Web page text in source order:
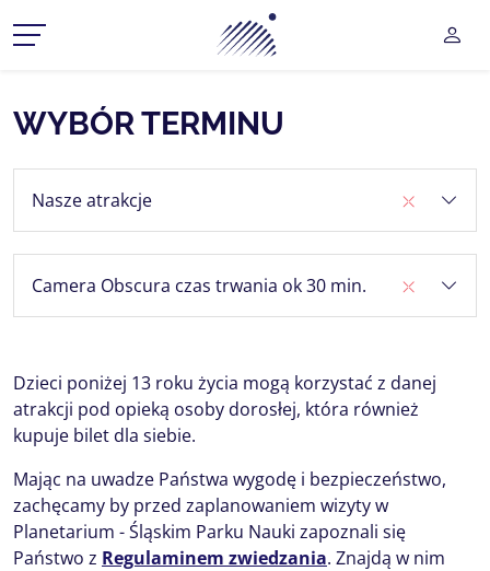
Planetarium Śląski Park
MENU ROZWIJANE
WYBÓR TERMINU
Nasze atrakcje
Camera Obscura czas trwania ok 30 min.
Dzieci poniżej 13 roku życia mogą korzystać z danej
atrakcji pod opieką osoby dorosłej, która również
kupuje bilet dla siebie.
Mając na uwadze Państwa wygodę i bezpieczeństwo,
zachęcamy by przed zaplanowaniem wizyty w
Planetarium - Śląskim Parku Nauki zapoznali się
Państwo z Regulaminem zwiedzania. Znajdą w nim